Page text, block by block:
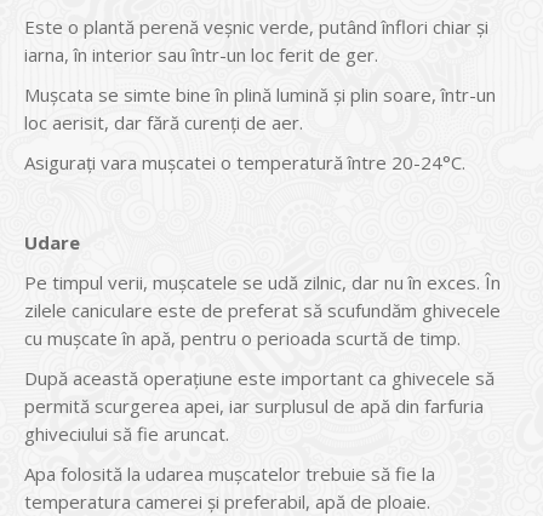
Este o plantă perenă veșnic verde, putând înflori chiar și
iarna, în interior sau într-un loc ferit de ger.
Mușcata se simte bine în plină lumină și plin soare, într-un
loc aerisit, dar fără curenți de aer.
Asigurați vara mușcatei o temperatură între 20-24°C.
Udare
Pe timpul verii, mușcatele se udă zilnic, dar nu în exces. În
zilele caniculare este de preferat să scufundăm ghivecele
cu mușcate în apă, pentru o perioada scurtă de timp.
După această operațiune este important ca ghivecele să
permită scurgerea apei, iar surplusul de apă din farfuria
ghiveciului să fie aruncat.
Apa folosită la udarea mușcatelor trebuie să fie la
temperatura camerei și preferabil, apă de ploaie.